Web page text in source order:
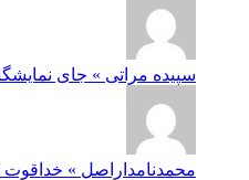
سپیده مراتی » جای
محمدنامداراصل » خداقوت